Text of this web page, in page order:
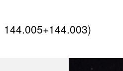
144.005+144.003)